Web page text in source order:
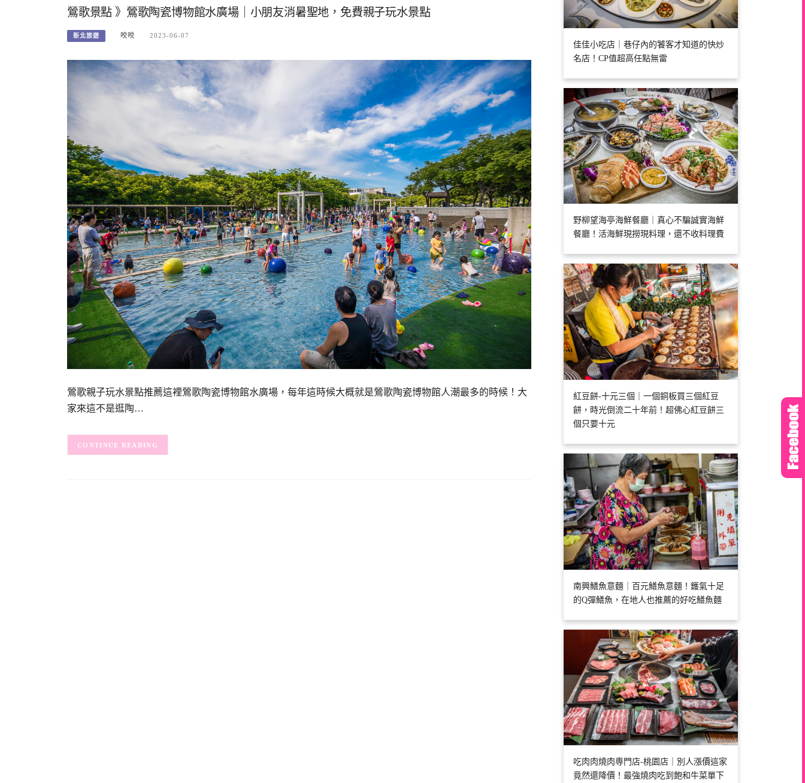
鶯歌景點 》鶯歌陶瓷博物館水廣場｜小朋友消暑聖地，免費親子玩水景點
新北旅遊 咬咬 2023-06-07
鶯歌親子玩水景點推薦這裡鶯歌陶瓷博物館水廣場，每年這時候大概就是鶯歌陶瓷博物館人潮最多的時候！大
家來這不是逛陶…
CONTINUE READING
佳佳小吃店｜巷仔內的饕客才知道的快炒
名店！CP值超高任點無雷
野柳望海亭海鮮餐廳｜真心不騙誠實海鮮
餐廳！活海鮮現撈現料理，還不收料理費
紅豆餅-十元三個｜一個銅板買三個紅豆
餅，時光倒流二十年前！超佛心紅豆餅三
個只要十元
南興鱔魚意麵｜百元鱔魚意麵！鑊氣十足
的Q彈鱔魚，在地人也推薦的好吃鱔魚麵
吃肉肉燒肉専門店-桃園店｜別人漲價這家
竟然還降價！最強燒肉吃到飽和牛菜單下